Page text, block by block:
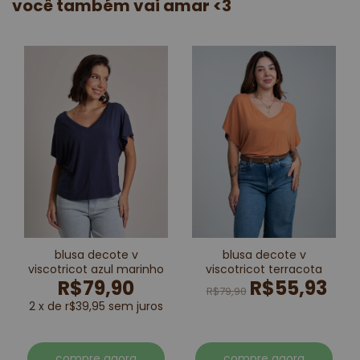
você também vai amar <3
blusa decote v
viscotricot azul marinho
R$79,90
2 x de r$39,95 sem juros
blusa decote v
viscotricot terracota
R$79,90 R$55,93